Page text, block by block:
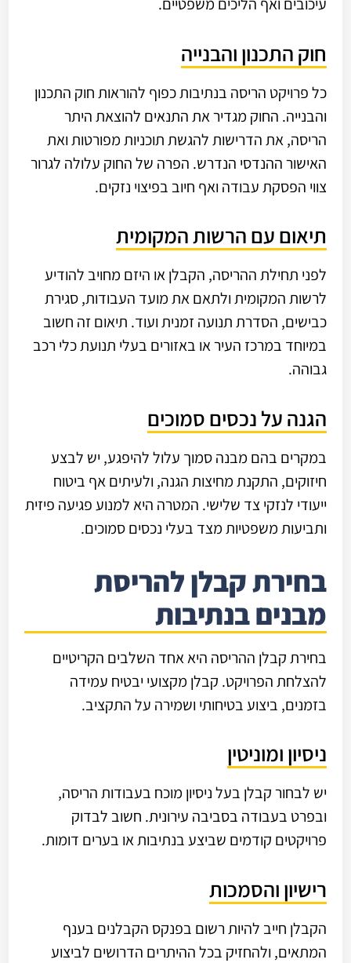
עיכובים ואף הליכים משפטיים.
חוק התכנון והבנייה
כל פרויקט הריסה בנתיבות כפוף להוראות חוק התכנון
והבנייה. החוק מגדיר את התנאים להוצאת היתר
הריסה, את הדרישות להגשת תוכניות מפורטות ואת
האישור ההנדסי הנדרש. הפרה של החוק עלולה לגרור
צווי הפסקת עבודה ואף חיוב בפיצוי נזקים.
תיאום עם הרשות המקומית
לפני תחילת ההריסה, הקבלן או היזם מחויב להודיע
לרשות המקומית ולתאם את מועד העבודות, סגירת
כבישים, הסדרת תנועה זמנית ועוד. תיאום זה חשוב
במיוחד במרכז העיר או באזורים בעלי תנועת כלי רכב
גבוהה.
הגנה על נכסים סמוכים
במקרים בהם מבנה סמוך עלול להיפגע, יש לבצע
חיזוקים, התקנת מחיצות הגנה, ולעיתים אף ביטוח
ייעודי לנזקי צד שלישי. המטרה היא למנוע פגיעה פיזית
ותביעות משפטיות מצד בעלי נכסים סמוכים.
בחירת קבלן להריסת
מבנים בנתיבות
בחירת קבלן ההריסה היא אחד השלבים הקריטיים
להצלחת הפרויקט. קבלן מקצועי יבטיח עמידה
בזמנים, ביצוע בטיחותי ושמירה על התקציב.
ניסיון ומוניטין
יש לבחור קבלן בעל ניסיון מוכח בעבודות הריסה,
ובפרט בעבודה בסביבה עירונית. חשוב לבדוק
פרויקטים קודמים שביצע בנתיבות או בערים דומות.
רישיון והסמכות
הקבלן חייב להיות רשום בפנקס הקבלנים בענף
המתאים, ולהחזיק בכל ההיתרים הדרושים לביצוע